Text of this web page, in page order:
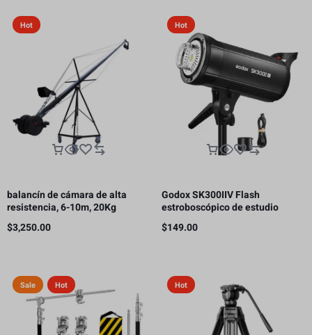
Hot
balancín de cámara de alta
resistencia, 6-10m, 20Kg
$3,250.00
Hot
Godox SK300IIV Flash
estroboscópico de estudio
fotográfico, 300 Ws GN58 5700K
Bowens
$149.00
Sale Hot Hot